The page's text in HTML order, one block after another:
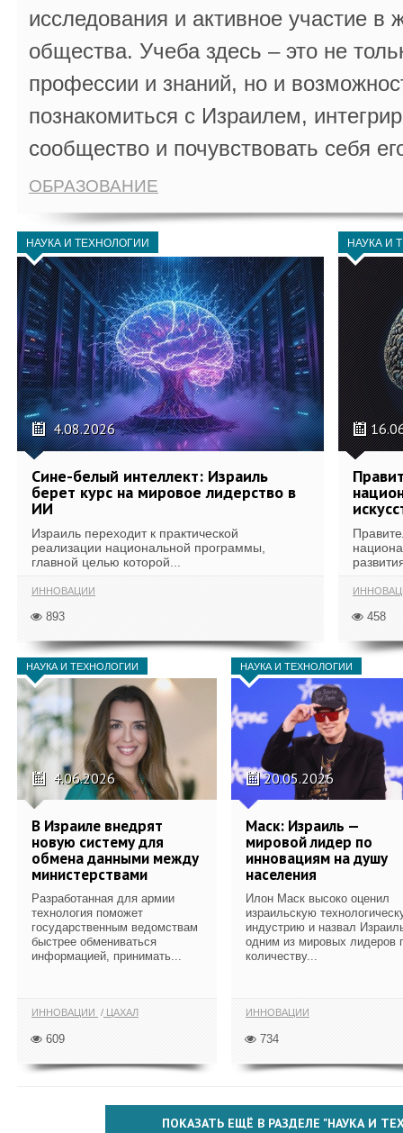
исследования и активное участие в
общества. Учеба здесь – это не
профессии и знаний, но и
познакомиться с Израилем,
сообщество и почувствовать себя
ОБРАЗОВАНИЕ
НАУКА И ТЕХНОЛОГИИ
4.08.2026
Сине-белый интеллект: Израиль
берет курс на мировое лидерство в
ИИ
Израиль переходит к практической
реализации национальной программы,
главной целью которой...
ИННОВАЦИИ
893
НАУКА И
458
НАУКА И ТЕХНОЛОГИИ
4.06.2026
В Израиле внедрят
новую систему для
обмена данными между
министерствами
Разработанная для армии
технология поможет
государственным ведомствам
быстрее обмениваться
информацией, принимать...
ИННОВАЦИИ ЦАХАЛ
609
НАУКА И ТЕХНОЛОГИИ
20.05.2026
Маск: Израиль —
мировой лидер по
инновациям на душу
населения
Илон Маск высоко оценил
израильскую
индустрию и назвал
одним из мировых лидеров
количеству...
ИННОВАЦИИ
734
ПОКАЗАТЬ ЕЩЁ В РАЗДЕЛЕ "НАУКА И